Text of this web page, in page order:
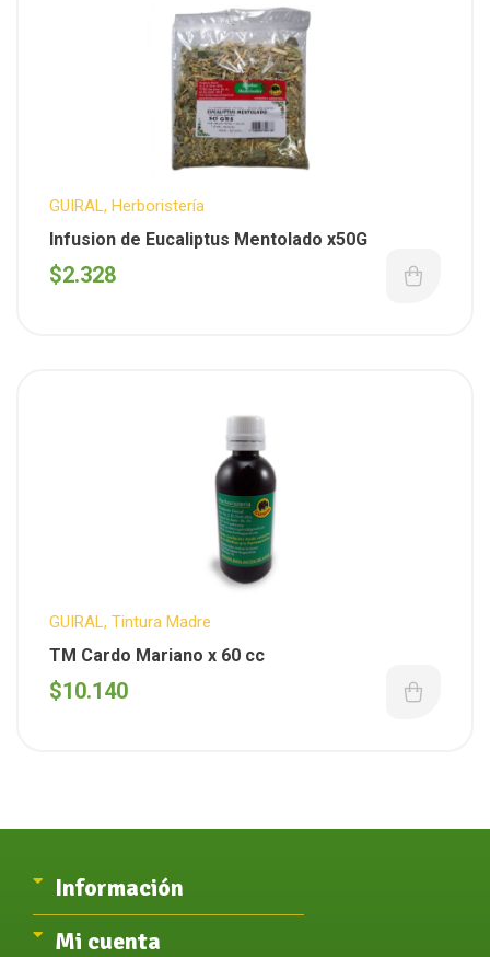
GUIRAL, Herboristería
Infusion de Eucaliptus Mentolado x50G
$2.328
GUIRAL, Tintura Madre
TM Cardo Mariano x 60 cc
$10.140
Información
Mi cuenta